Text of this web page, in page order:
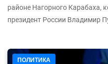
районе Нагорного Карабаха,
президент России Владимир
ПОЛИТИКА